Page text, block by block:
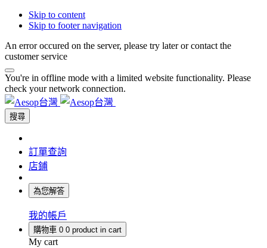
Skip to content
Skip to footer navigation
An error occured on the server, please try later or contact the
customer service
You're in offline mode with a limited website functionality. Please
check your network connection.
搜尋
訂單查詢
店鋪
為您解答
我的帳戶
購物車 0 0 product in cart
My cart